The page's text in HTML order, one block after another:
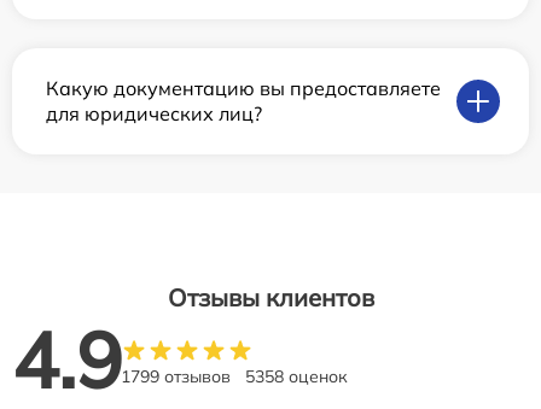
Какую документацию вы предоставляете
для юридических лиц?
Отзывы клиентов
4.91799 отзывов 5358 оценок